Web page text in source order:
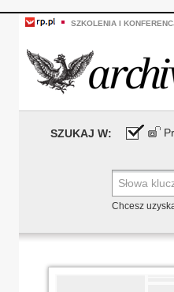
SZKOLENIA I
SZUKAJ W:
Chcesz